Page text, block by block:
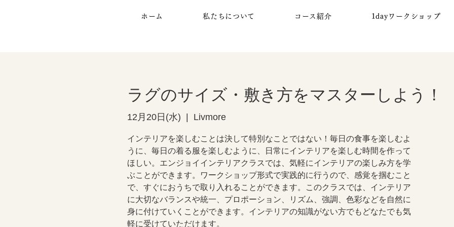
ホーム 私たちについて コース紹介 1dayワークショップ
ラグのサイズ・敷き方をマスターしよう！
12月20日(水)
  |
Livmore
インテリアを楽しむことは決して特別なことではない！毎日の食事を楽しむよ
うに、毎日の着る服を楽しむように、日常にインテリアを楽しむ時間を作って
ほしい。エンジョイインテリアクラスでは、気軽にインテリアの楽しみ方を学
ぶことができます。ワークショップ形式で実践的に行うので、感覚を掴むこと
で、すぐにおうちで取り入れることができます。このクラスでは、インテリア
に大切なバランスや統一、プロポーション、リズム、強調、色彩などを自然に
身に付けていくことができます。インテリアの知識がない方でもどなたでも気
軽に受けていただけます。